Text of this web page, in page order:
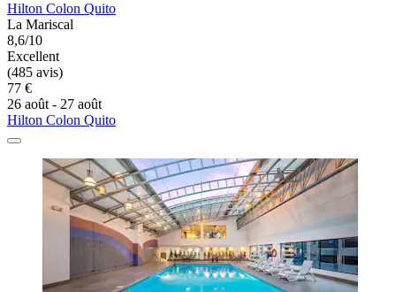
Hilton Colon Quito
La Mariscal
8,6/10
Excellent
(485 avis)
77 €
26 août - 27 août
Hilton Colon Quito